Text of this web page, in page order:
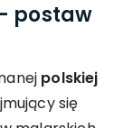
postaw
polskiej
się